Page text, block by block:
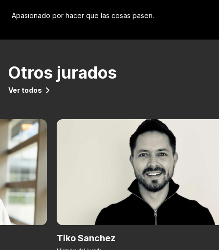
Apasionado por hacer que las cosas pasen.
Otros jurados
Ver todos
Tiko Sanchez